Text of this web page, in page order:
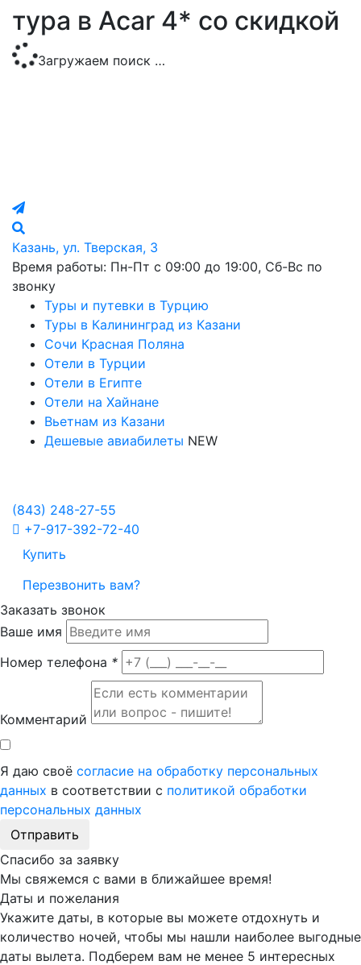
тура в Acar 4* со скидкой
Загружаем поиск …
Казань, ул. Тверская, 3
Время работы: Пн-Пт с 09:00 до 19:00, Сб-Вс по
звонку
Туры и путевки в Турцию
Туры в Калининград из Казани
Сочи Красная Поляна
Отели в Турции
Отели в Египте
Отели на Хайнане
Вьетнам из Казани
Дешевые авиабилеты NEW
(843) 248-27-55
+7-917-392-72-40
Купить
Перезвонить вам?
Заказать звонок
Ваше имя
Номер телефона *
Комментарий
Я даю своё согласие на обработку персональных
данных в соответствии с политикой обработки
персональных данных
Отправить
Спасибо за заявку
Мы свяжемся с вами в ближайшее время!
Даты и пожелания
Укажите даты, в которые вы можете отдохнуть и
количество ночей, чтобы мы нашли наиболее выгодные
даты вылета. Подберем вам не менее 5 интересных